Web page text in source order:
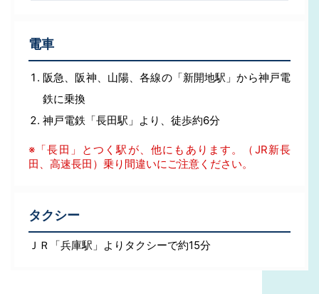
電車
阪急、阪神、山陽、各線の「新開地駅」から神戸電
鉄に乗換
神戸電鉄「長田駅」より、徒歩約6分
※「長田」とつく駅が、他にもあります。（JR新長
田、高速長田）乗り間違いにご注意ください。
タクシー
ＪＲ「兵庫駅」よりタクシーで約15分